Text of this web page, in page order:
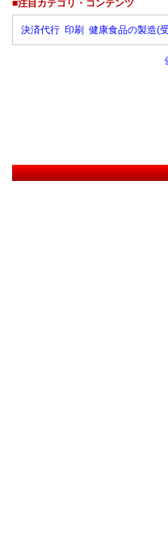
■注目カテゴリ・コンテンツ
決済代行 印刷 健康食品の製造(